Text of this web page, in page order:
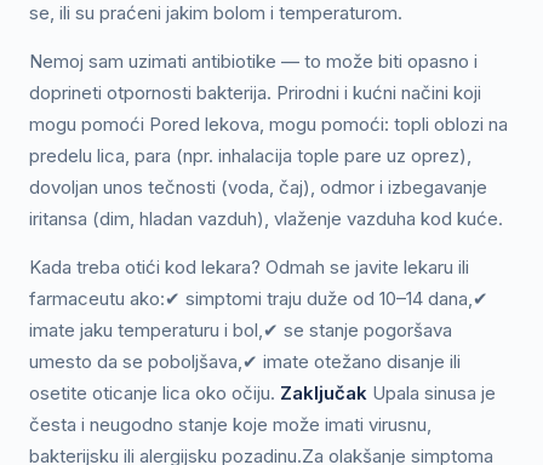
se, ili su praćeni jakim bolom i temperaturom.
Nemoj sam uzimati antibiotike — to može biti opasno i
doprineti otpornosti bakterija. Prirodni i kućni načini koji
mogu pomoći Pored lekova, mogu pomoći: topli oblozi na
predelu lica, para (npr. inhalacija tople pare uz oprez),
dovoljan unos tečnosti (voda, čaj), odmor i izbegavanje
iritansa (dim, hladan vazduh), vlaženje vazduha kod kuće.
Kada treba otići kod lekara? Odmah se javite lekaru ili
farmaceutu ako:✔ simptomi traju duže od 10–14 dana,✔
imate jaku temperaturu i bol,✔ se stanje pogoršava
umesto da se poboljšava,✔ imate otežano disanje ili
osetite oticanje lica oko očiju. Zaključak Upala sinusa je
česta i neugodno stanje koje može imati virusnu,
bakterijsku ili alergijsku pozadinu.Za olakšanje simptoma